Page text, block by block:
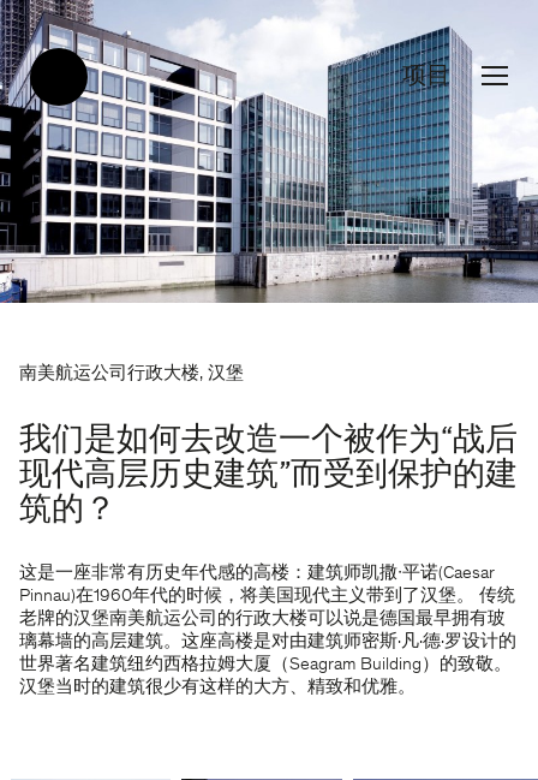
项目
南美航运公司行政大楼, 汉堡
我们是如何去改造一个被作为“战后
现代高层历史建筑”而受到保护的建
筑的？
这是一座非常有历史年代感的高楼：建筑师凯撒∙平诺(Caesar
Pinnau)在1960年代的时候，将美国现代主义带到了汉堡。 传统
老牌的汉堡南美航运公司的行政大楼可以说是德国最早拥有玻
璃幕墙的高层建筑。这座高楼是对由建筑师密斯·凡·德·罗设计的
世界著名建筑纽约西格拉姆大厦（Seagram Building）的致敬。
汉堡当时的建筑很少有这样的大方、精致和优雅。